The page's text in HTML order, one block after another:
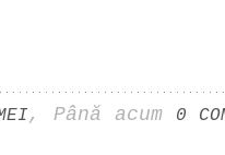
, Până acum 0